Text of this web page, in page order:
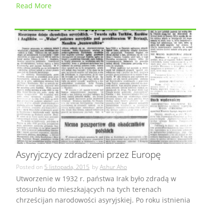
Read More
Asyryjczycy zdradzeni przez Europę
Posted on 5 listopada, 2015 byAshur Aho
Utworzenie w 1932 r. państwa Irak było zdradą w
stosunku do mieszkających na tych terenach
chrześcijan narodowości asyryjskiej. Po roku istnienia